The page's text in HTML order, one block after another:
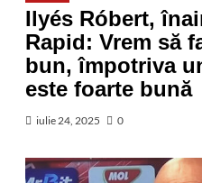
Ilyés Róbert,
Rapid: Vrem să
bun, împotriva
este foarte bună
iulie 24, 2025 0